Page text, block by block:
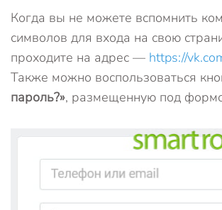
Когда вы не можете вспомнить
символов для входа на свою
проходите на адрес — https://
Также можно воспользоваться
пароль?», размещенную под